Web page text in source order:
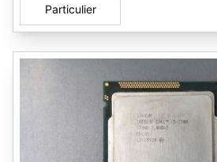
Particulier